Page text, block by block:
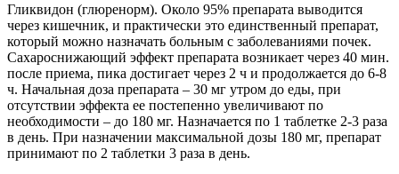
Гликвидон (глюренорм). Около 95% препарата выводится
через кишечник, и практически это единственный препарат,
который можно назначать больным с заболеваниями почек.
Сахароснижающий эффект препарата возникает через 40 мин.
после приема, пика достигает через 2 ч и продолжается до 6-8
ч. Начальная доза препарата – 30 мг утром до еды, при
отсутствии эффекта ее постепенно увеличивают по
необходимости – до 180 мг. Назначается по 1 таблетке 2-3 раза
в день. При назначении максимальной дозы 180 мг, препарат
принимают по 2 таблетки 3 раза в день.